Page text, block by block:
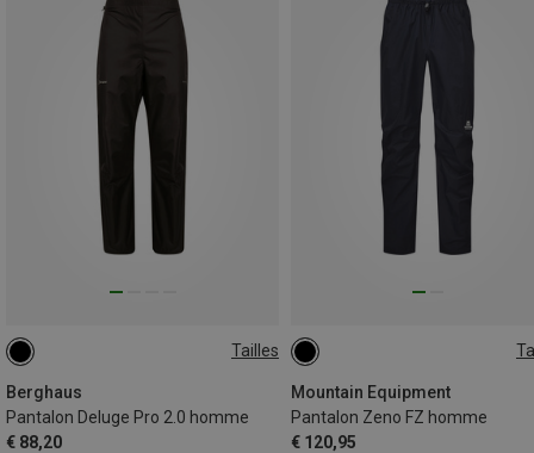
Tailles
Berghaus
Pantalon Deluge Pro 2.0 homme
€ 88,20
S
Mountain Equipment
Pantalon Zeno FZ homme
€ 120,95